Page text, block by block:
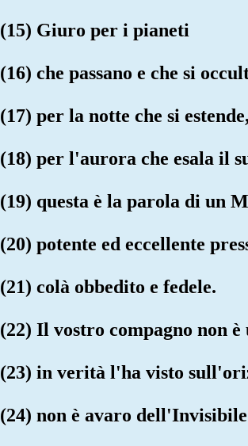
(15) Giuro per i pianeti
(16) che passano e che si
(17) per la notte che si
(18) per l'aurora che esala il
(19) questa è la parola di un
(20) potente ed eccellente
(21) colà obbedito e fedele.
(22) Il vostro compagno non
(23) in verità l'ha visto
(24) non è avaro